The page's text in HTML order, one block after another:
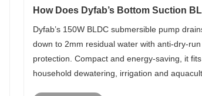
How Does Dyfab’s Bottom Suction
Water Drainage?
Dyfab’s 150W BLDC submersible pump
down to 2mm residual water with anti-dry-run
protection. Compact and energy-saving, it fits
household dewatering, irrigation and